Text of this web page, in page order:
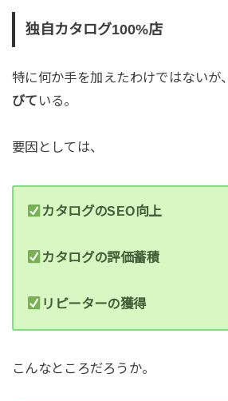
独自カタログ100%店
特に何か手を加えたわけではないが、
びて いる。
要因としては、
カタログのSEO向上
カタログの評価蓄積
リピーターの獲得
こんなところだろうか。